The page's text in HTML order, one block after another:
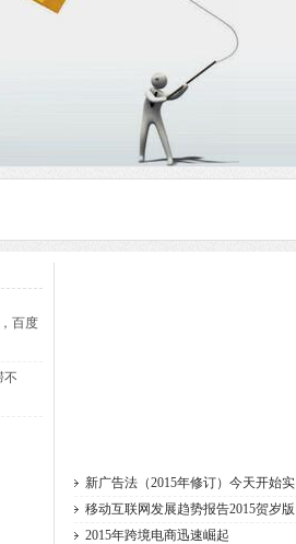
百度
不
新广告法（2015年修订）今天开始实
施
移动互联网发展趋势报告2015贺岁版
2015年跨境电商迅速崛起